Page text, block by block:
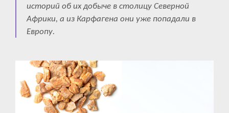
историй об их добыче в столицу Северной
Африки, а из Карфагена они уже попадали в
Европу.